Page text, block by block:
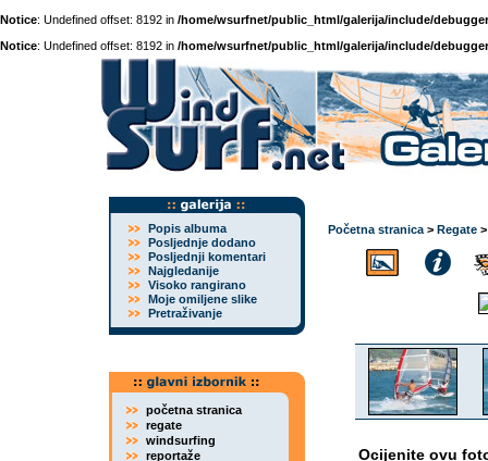
Notice: Undefined offset: 8192 in /home/wsurfnet/public_html/galerija/include/
Notice: Undefined offset: 8192 in /home/wsurfnet/public_html/galerija/include/
Popis albuma
Posljednje dodano
Posljednji komentari
Najgledanije
Visoko rangirano
Moje omiljene slike
Pretraživanje
početna stranica
regate
windsurfing
reportaže
Početna stranica > Regate
Ocijenite ovu